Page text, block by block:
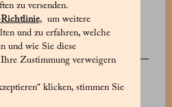
zu versenden.
, um weitere
und zu erfahren, welche
und wie Sie diese
Zustimmung verweigern
klicken, stimmen Sie
ZUTATEN
sirup, zucker),
glukose-fruktose-sirup,